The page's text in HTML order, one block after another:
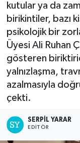
kutular ya da
birikintiler, bazı
psikolojik bir
Üyesi Ali Ruhan
gösteren
yalnızlaşma,
azalmasıyla
çekti.
SERPİL YARAR
EDITÖR